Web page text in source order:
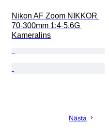
Nikon AF Zoom NIKKOR
70-300mm 1:4-5.6G
Kameralins
Nästa